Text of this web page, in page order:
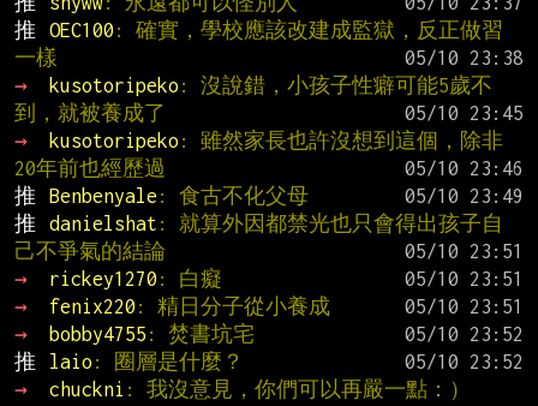
推
OEC100 : 確實，學校應該改建成監獄，反正做習
一樣
→
kusotoripeko : 沒說錯，小孩子性癖可能5歲不
到，就被養成了
→
kusotoripeko : 雖然家長也許沒想到這個，除非
20年前也經歷過
推
Benbenyale : 食古不化父母
推
danielshat : 就算外因都禁光也只會得出孩子自
己不爭氣的結論
→
rickey1270 : 白癡
→
fenix220 : 精日分子從小養成
→
bobby4755 : 焚書坑宅
推
laio : 圈層是什麼？
→
chuckni : 我沒意見，你們可以再嚴一點：）